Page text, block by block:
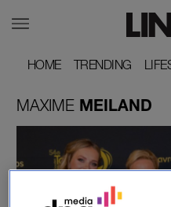
HOME
HOME TRENDING
TRENDING
MAXIME MEILAND